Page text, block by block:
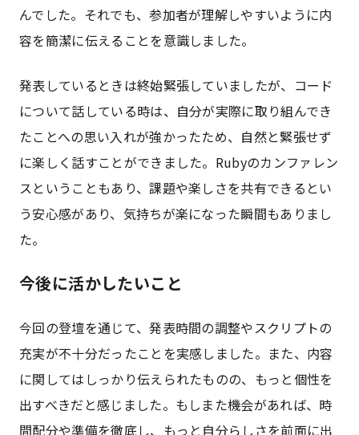
んでした。それでも、参加者が理解しやすいように内
容を簡潔に伝えることを意識しました。
発表しているときは終始緊張していましたが、コード
について話している時は、自分が実際に取り組んでき
たことへの思い入れが強かったため、自然と緊張せず
に楽しく話すことができました。Rubyのカンファレン
スということもあり、課題や楽しさを共有できるとい
う安心感があり、気持ちが楽になった瞬間もありまし
た。
今後に活かしたいこと
今回の登壇を通じて、発表時間の調整やスクリプトの
充実が不十分だったことを実感しました。また、内容
に関してはしっかり伝えられたものの、もっと個性を
出すべきだと感じました。もしまた機会があれば、時
間配分や準備を徹底し、もっと自分らしさを前面に出